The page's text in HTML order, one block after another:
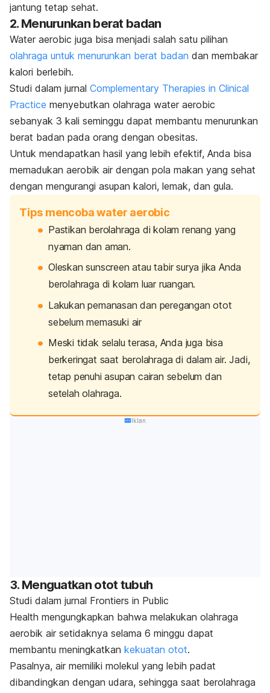
jantung tetap sehat.
2. Menurunkan berat badan
Water aerobic juga bisa menjadi salah satu pilihan
olahraga untuk menurunkan berat badan dan membakar
kalori berlebih.
Studi dalam jurnal Complementary Therapies in Clinical
Practice menyebutkan olahraga water aerobic
sebanyak 3 kali seminggu dapat membantu menurunkan
berat badan pada orang dengan obesitas.
Untuk mendapatkan hasil yang lebih efektif, Anda bisa
memadukan aerobik air dengan pola makan yang sehat
dengan mengurangi asupan kalori, lemak, dan gula.
Tips mencoba water aerobic
Pastikan berolahraga di kolam renang yang
nyaman dan aman.
Oleskansunscreen atau tabir surya jika Anda
berolahraga di kolam luar ruangan.
Lakukan pemanasan dan peregangan otot
sebelum memasuki air
Meski tidak selalu terasa, Anda juga bisa
berkeringat saat berolahraga di dalam air. Jadi,
tetap penuhi asupan cairan sebelum dan
setelah olahraga.
Iklan
3. Menguatkan otot tubuh
Studi dalam jurnal Frontiers in Public
Health mengungkapkan bahwa melakukan olahraga
aerobik air setidaknya selama 6 minggu dapat
membantu meningkatkan kekuatan otot.
Pasalnya, air memiliki molekul yang lebih padat
dibandingkan dengan udara, sehingga saat berolahraga